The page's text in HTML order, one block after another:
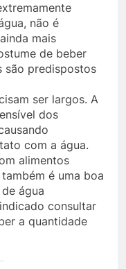
não é
mais
de beber
são predispostos
ser largos. A
dos
com a água.
alimentos
é uma boa
água
consultar
a quantidade